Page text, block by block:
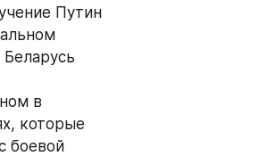
Путин
в
которые
боевой